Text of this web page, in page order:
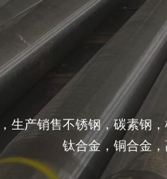
生产销售不锈钢，碳素钢
钛合金，铜合金，